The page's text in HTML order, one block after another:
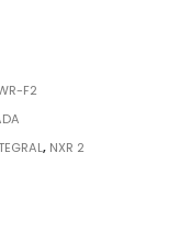
F2
, NXR 2